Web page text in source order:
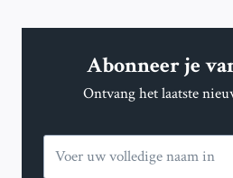
Abonneer je
Ontvang het laatste